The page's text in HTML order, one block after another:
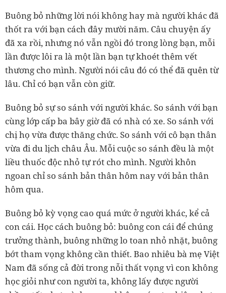
Buông bỏ những lời nói không hay mà người khác đã
thốt ra với bạn cách đây mười năm. Câu chuyện ấy
đã xa rồi, nhưng nó vẫn ngồi đó trong lòng bạn, mỗi
lần được lôi ra là một lần bạn tự khoét thêm vết
thương cho mình. Người nói câu đó có thể đã quên từ
lâu. Chỉ có bạn vẫn còn giữ.
Buông bỏ sự so sánh với người khác. So sánh với bạn
cùng lớp cấp ba bây giờ đã có nhà có xe. So sánh với
chị họ vừa được thăng chức. So sánh với cô bạn thân
vừa đi du lịch châu Âu. Mỗi cuộc so sánh đều là một
liều thuốc độc nhỏ tự rót cho mình. Người khôn
ngoan chỉ so sánh bản thân hôm nay với bản thân
hôm qua.
Buông bỏ kỳ vọng cao quá mức ở người khác, kể cả
con cái. Học cách buông bỏ: buông con cái để chúng
trưởng thành, buông những lo toan nhỏ nhặt, buông
bớt tham vọng không cần thiết. Bao nhiêu bà mẹ Việt
Nam đã sống cả đời trong nỗi thất vọng vì con không
học giỏi như con người ta, không lấy được người